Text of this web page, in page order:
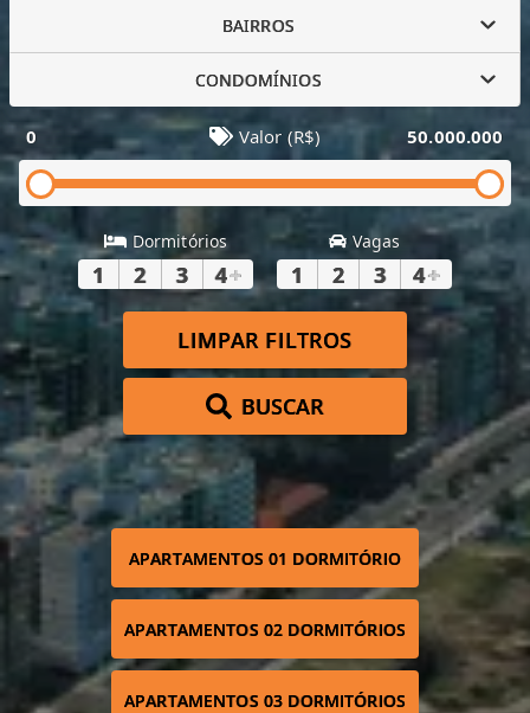
BAIRROS
CONDOMÍNIOS
0 Valor (R$) 50.000.000
Dormitórios
1 2 3 4+
Vagas
1 2 3 4+
LIMPAR FILTROS
BUSCAR
APARTAMENTOS 01 DORMITÓRIO
APARTAMENTOS 02 DORMITÓRIOS
APARTAMENTOS 03 DORMITÓRIOS